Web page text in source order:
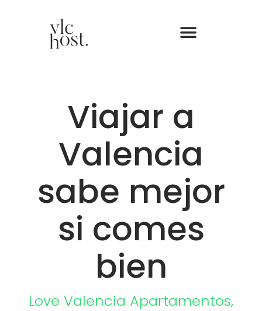
Viajar a
Valencia
sabe mejor
si comes
bien
Love Valencia Apartamentos,